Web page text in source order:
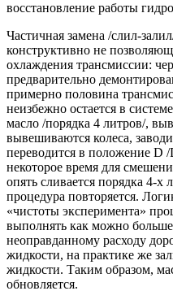
восстановление работы
Частичная замена /слил-
конструктивно не
охлаждения трансмиссии:
предварительно
примерно половина
неизбежно остается в
масло /порядка 4 литров/,
вывешиваются колеса,
переводится в положение D
некоторое время для
опять сливается порядка 4-х
процедура повторяется.
«чистоты эксперимента»
выполнять как можно
неоправданному расходу
жидкости, на практике же
жидкости. Таким образом,
обновляется.